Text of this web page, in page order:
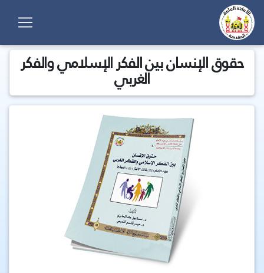
حقوق الإنسان بين الفكر الإسلامي والفكر
الغربي